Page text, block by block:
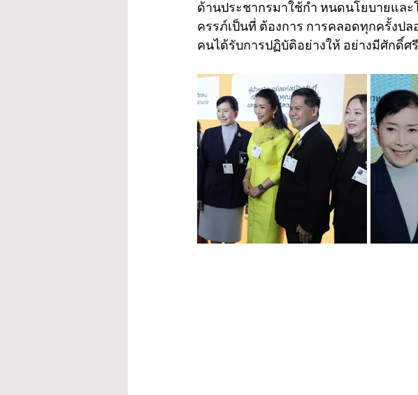
ด้านประชากรมาใช้กำ หนดนโยบายแล
ครรภ์เป็นที่ ต้องการ การคลอดทุกครั้งป
คนได้รับการปฏิบัติอย่างให้ อย่างมีศักดิ์ศ